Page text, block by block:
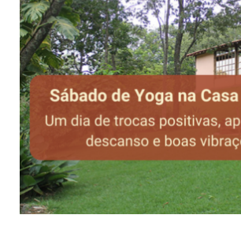
ATIVIDADES PRESENCIAIS
LOJA
PROJETOS SOCIAIS
SAIBA MAIS
CONTATO